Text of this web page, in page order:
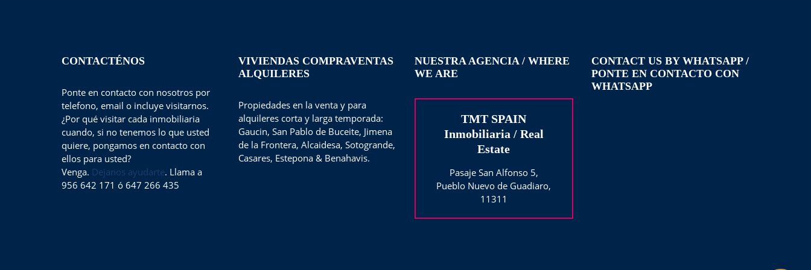
CONTACTÉNOS
Ponte en contacto con nosotros por
telefono, email o incluye visitarnos.
¿Por qué visitar cada inmobiliaria
cuando, si no tenemos lo que usted
quiere, pongamos en contacto con
ellos para usted?
Venga. Dejanos ayudarte. Llama a
956 642 171 ó 647 266 435
VIVIENDAS COMPRAVENTAS
ALQUILERES
Propiedades en la venta y para
alquileres corta y larga temporada:
Gaucin, San Pablo de Buceite, Jimena
de la Frontera, Alcaidesa, Sotogrande,
Casares, Estepona & Benahavis.
NUESTRA AGENCIA / WHERE
WE ARE
TMT SPAIN
Inmobiliaria / Real
Estate
Pasaje San Alfonso 5,
Pueblo Nuevo de Guadiaro,
11311
CONTACT US BY WHATSAPP /
PONTE EN CONTACTO CON
WHATSAPP